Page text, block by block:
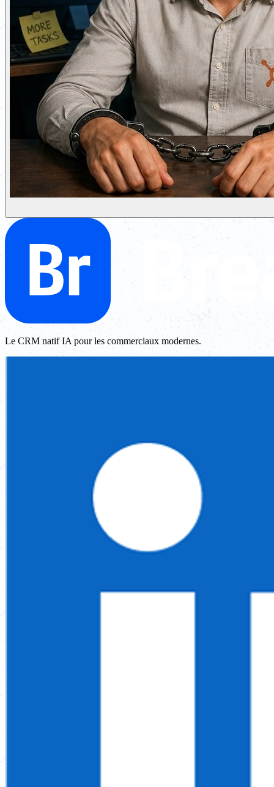
Le CRM natif IA pour les commerciaux modernes.